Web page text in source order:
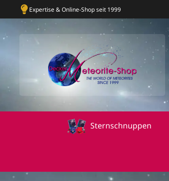
Expertise & Online-Shop seit 1999
Sternschnuppen